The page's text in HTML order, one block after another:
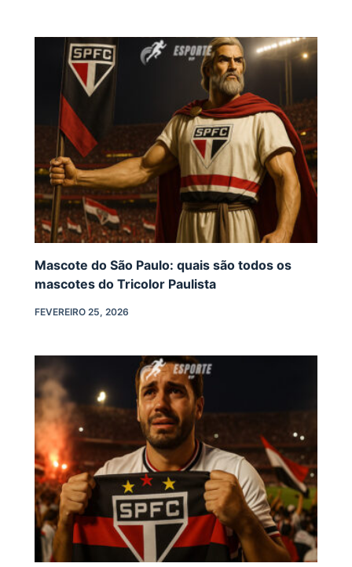
Mascote do São Paulo: quais são todos os
mascotes do Tricolor Paulista
FEVEREIRO 25, 2026